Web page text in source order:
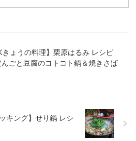
きょうの料理】栗原はるみ レシピ
んごと豆腐のコトコト鍋＆焼きさば
キング】せり鍋 レシ